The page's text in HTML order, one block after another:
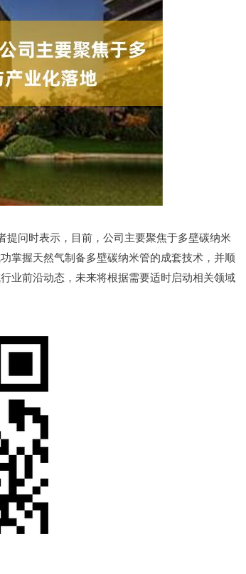
问时表示，目前，公司主要聚焦于多壁碳纳米
掌握天然气制备多壁碳纳米管的成套技术，并顺
业前沿动态，未来将根据需要适时启动相关领域